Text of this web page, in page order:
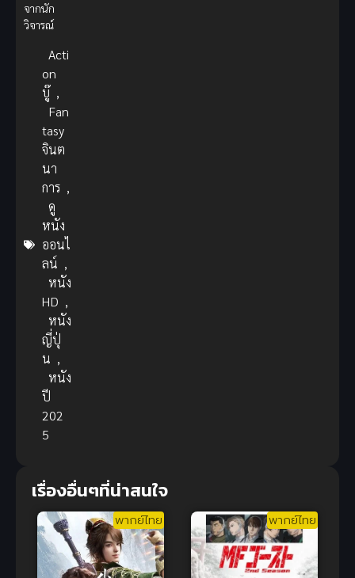
จากนัก
วิจารณ์
Acti
on
บู๊ ,
Fan
tasy
จินต
นา
การ ,
ดู
หนัง
ออนไ
ลน์ ,
หนัง
HD ,
หนัง
ญี่ปุ่
น ,
หนัง
ปี
202
5
เรื่องอื่นๆที่น่าสนใจ
พากย์ไทย พากย์ไทย